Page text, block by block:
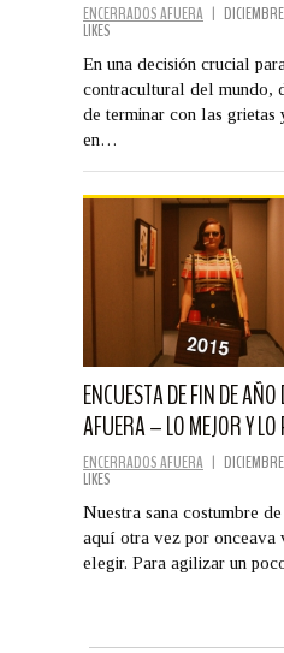
ENCERRADOS AFUERA |
LIKES
En una decisión crucial
contracultural del mundo,
de terminar con las grietas
en…
ENCUESTA DE FIN DE
AFUERA – LO MEJOR Y
ENCERRADOS AFUERA |
LIKES
Nuestra sana costumbre
aquí otra vez por onceava
elegir. Para agilizar un